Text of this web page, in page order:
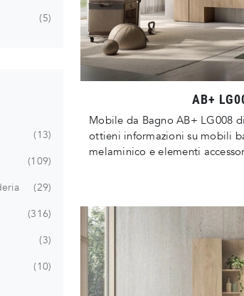
AB+
Mobile da Bagno AB+ LG008
ottieni informazioni su mobili
melaminico e elementi
5
13
109
29
316
3
10